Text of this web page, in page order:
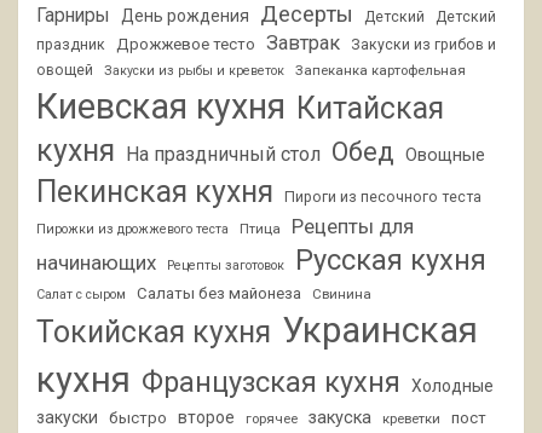
Гарниры День рождения Десерты Детский
Детский
праздник
Дрожжевое тесто Завтрак
Закуски из грибов и
овощей
Закуски из рыбы и креветок Запеканка картофельная
Киевская кухня Китайская
кухня
На праздничный стол Обед Овощные
Пекинская кухня Пироги из песочного теста
Пирожки из дрожжевого теста Птица
Рецепты для
начинающих
Рецепты заготовок Русская кухня
Салат с сыром Салаты без майонеза Свинина
Токийская кухня Украинская
кухня Французская кухня
Холодные
закуски
быстро второе горячее закуска креветки пост